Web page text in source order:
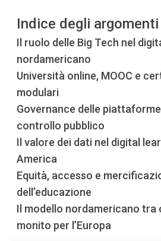
Indice degli argomenti
Il ruolo delle Big Tech nel
nordamericano
Università online, MOOC e
modulari
Governance delle
controllo pubblico
Il valore dei dati nel digital
America
Equità, accesso e
dell’educazione
Il modello nordamericano tra
monito per l’Europa